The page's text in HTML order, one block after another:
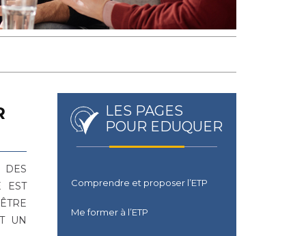
DES
EST
UN
LES PAGES
POUR EDUQUER
Comprendre et proposer l’ETP
Me former à l’ETP